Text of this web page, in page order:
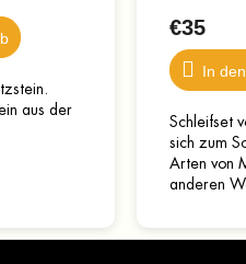
aus der
€35
In
Schleifset
sich zum
Arten von
anderen
glatten